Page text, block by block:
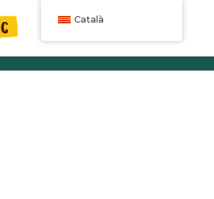
Català